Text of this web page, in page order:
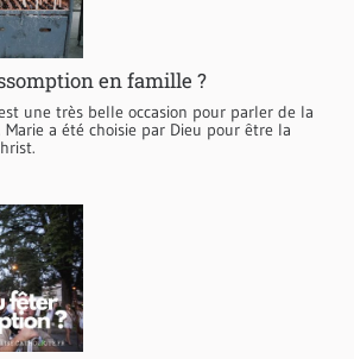
en famille ?
une très belle occasion pour parler de la
a été choisie par Dieu pour être la